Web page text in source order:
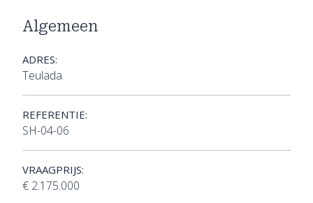
Algemeen
ADRES:
Teulada
REFERENTIE:
SH-04-06
VRAAGPRIJS:
€ 2.175.000